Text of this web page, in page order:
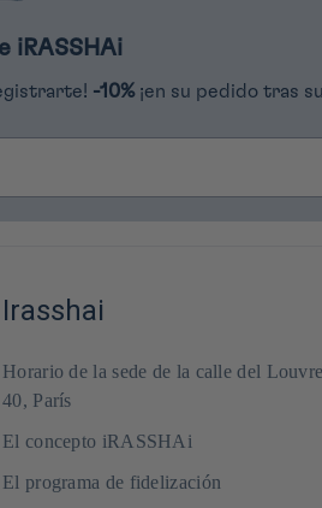
iRASSHAi
-10% ¡en su pedido tras
Irasshai
Horario de la sede de la calle del
40, París
El concepto iRASSHAi
El programa de fidelización